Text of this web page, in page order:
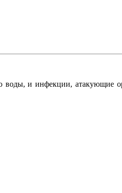
воды, и инфекции, атакующие